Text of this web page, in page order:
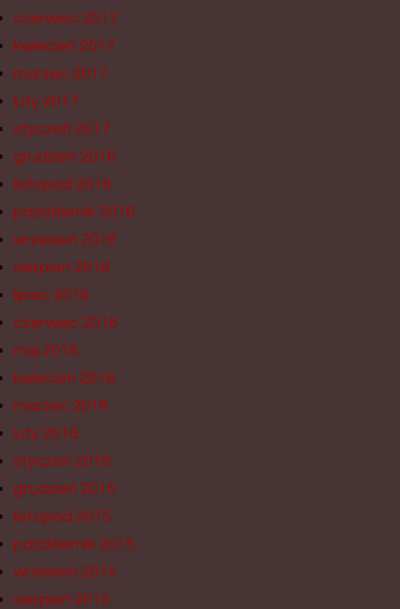
czerwiec 2017
kwiecień 2017
marzec 2017
luty 2017
styczeń 2017
grudzień 2016
listopad 2016
październik 2016
wrzesień 2016
sierpień 2016
lipiec 2016
czerwiec 2016
maj 2016
kwiecień 2016
marzec 2016
luty 2016
styczeń 2016
grudzień 2015
listopad 2015
październik 2015
wrzesień 2015
sierpień 2015